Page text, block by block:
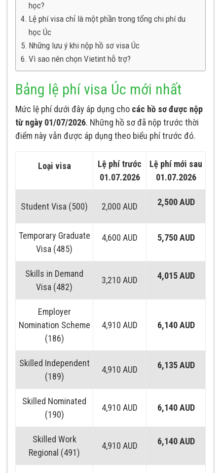
học?
Lệ phí visa chỉ là một phần trong tổng chi phí du
học Úc
Những lưu ý khi nộp hồ sơ visa Úc
Vì sao nên chọn Vietint hỗ trợ?
Bảng lệ phí visa Úc mới nhất
Mức lệ phí dưới đây áp dụng cho các hồ sơ được nộp
từ ngày 01/07/2026. Những hồ sơ đã nộp trước thời
điểm này vẫn được áp dụng theo biểu phí trước đó.
Loại visa
Lệ phí trước
01.07.2026
Lệ phí mới sau
01.07.2026
Student Visa (500) 2,000 AUD 2,500 AUD
Temporary Graduate
Visa (485)
4,600 AUD 5,750 AUD
Skills in Demand
Visa (482)
3,210 AUD 4,015 AUD
Employer
Nomination Scheme
(186)
4,910 AUD 6,140 AUD
Skilled Independent
(189)
4,910 AUD 6,135 AUD
Skilled Nominated
(190)
4,910 AUD 6,140 AUD
Skilled Work
Regional (491)
4,910 AUD 6,140 AUD